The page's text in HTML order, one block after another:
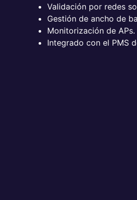
Validación por redes
Gestión de ancho de
Monitorización de APs.
Integrado con el PMS